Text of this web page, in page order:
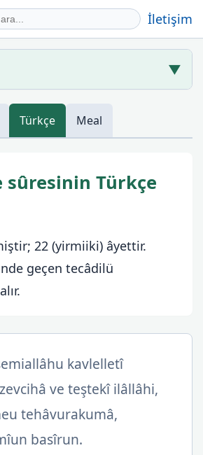
İletişim
▼
Türkçe Meal
sûresinin Türkçe
22 (yirmiiki) âyettir.
geçen tecâdilü
kavlelletî
ve teştekî ilâllâhi,
tehâvurakumâ,
basîrun.